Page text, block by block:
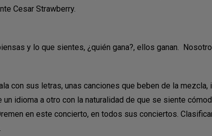
Cesar Strawberry.
y lo que sientes, ¿quién gana?, ellos ganan.
con sus letras, unas canciones que beben de la
idioma a otro con la naturalidad de que se siente
en este concierto, en todos sus conciertos.